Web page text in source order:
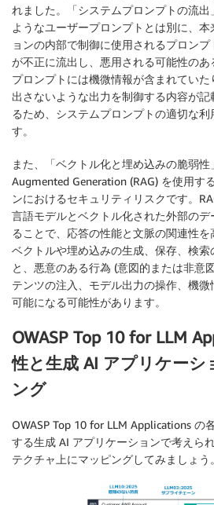
れました。「システムプロンプトの流
ようなユーザープロンプトとは別に、
ョンの内部で制御に使用されるプロン
が不正に流出し、悪用される可能性のあ
プロンプトには機微情報が含まれてい
出さないような出力を制御する内容が
るため、システムプロンプトの適切な利
す。
また、「ベクトル化と埋め込みの脆弱性
Augmented Generation (RAG) を使用す
ンにおけるセキュリティリスクです。
言語モデルとベクトル化された外部の
ることで、応答の性能と文脈の関連性を
ベクトルや埋め込みの生成、保存、検索
と、悪意のある行為 (意図的または非意
テンツの注入、モデル出力の操作、機
可能になる可能性があります。
OWASP Top 10 for LLM
性と生成 AI アプリケー
ング
OWASP Top 10 for LLM Applications の
する生成 AI アプリケーションで考えら
テクチャ上にマッピングしてみましょう。